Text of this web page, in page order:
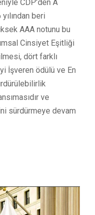
CDP’den A
beri
AAA notunu bu
Cinsiyet Eşitliği
dört farklı
İşveren ödülü ve En
ve
sürdürmeye devam